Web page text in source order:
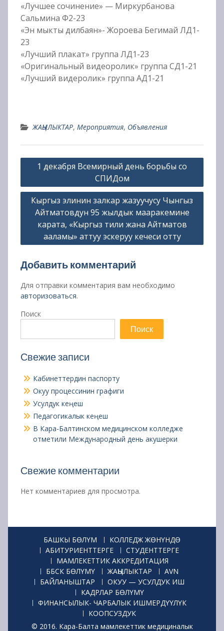
«Лучшее сочинение» — Миркурбанова
Сальмина Ф2-23
«Эн мыкты дилбаян»- Жороева Бегимай ЛД1-
23
«Лучший плакат» группа ЛД1-23
«Оригинальный видеоролик» группа СД1-21
«Лучший видеролик» группа АД1-21
ЖАҢЫЛЫКТАР, Мероприятия, Объявления
Навигация
записям
1 декабря Всемирный день борьбы со
СПИДом
Кыргыз элинин залкар жазуучусу Чынгыз
Айтматовдун 95 жылдык мааракемине
карата, «Кыргыз тили жана Айтматов
ааламы» аттуу эскеруу кечеси отту
Добавить комментарий
Для отправки комментария вам необходимо
авторизоваться.
Поиск
Поиск
Свежие записи
Кабинеттердин паспорту
Окуу процессинин графиги
Усулдук кеңеш
Педагогикалык кеңеш
В Кара-Балтинском медицинском колледже
отметили Международный день акушерки
Свежие комментарии
Нет комментариев для просмотра.
БАШКЫ БӨЛҮМ
КОЛЛЕДЖ ЖӨНҮНДӨ
АБИТУРИЕНТТЕРГЕ
СТУДЕНТТЕРГЕ
МАМЛЕКЕТТИК АККРЕДИТАЦИЯ
ББСК БӨЛҮМҮ
ЖАҢЫЛЫКТАР
AVN
БАЙЛАНЫШТАР
ОКУУ — УСУЛДУК ИШ
КАДРЛАР БӨЛҮМҮ
ФИНАНСЫЛЫК- ЧАРБАЛЫК ИШМЕРДҮҮЛҮК
КООПСУЗДУК
© 2016. Кара-Балта мамлекеттик медициналык